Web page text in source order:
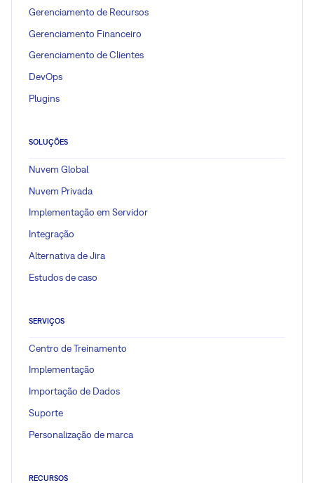
Gerenciamento de Recursos
Gerenciamento Financeiro
Gerenciamento de Clientes
DevOps
Plugins
SOLUÇÕES
Nuvem Global
Nuvem Privada
Implementação em Servidor
Integração
Alternativa de Jira
Estudos de caso
SERVIÇOS
Centro de Treinamento
Implementação
Importação de Dados
Suporte
Personalização de marca
RECURSOS